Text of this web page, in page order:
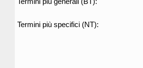
Termini più specifici (NT):